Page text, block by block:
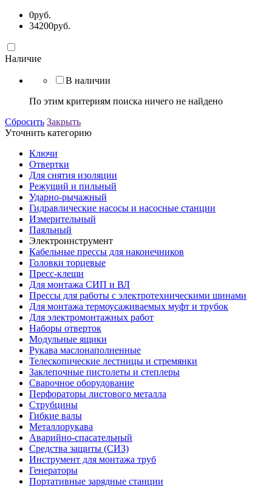
0руб.
34200руб.
Наличие
В наличии
По этим критериям поиска ничего не найдено
Сбросить Закрыть
Уточнить категорию
Ключи
Отвертки
Для снятия изоляции
Режущий и пильный
Ударно-рычажный
Гидравлические насосы и насосные станции
Измерительный
Паяльный
Электроинструмент
Кабельные прессы для наконечников
Головки торцевые
Пресс-клещи
Для монтажа СИП и ВЛ
Прессы для работы с электротехническими шинами
Для монтажа термоусаживаемых муфт и трубок
Для электромонтажных работ
Наборы отверток
Модульные ящики
Рукава маслонаполненные
Телескопические лестницы и стремянки
Заклепочные пистолеты и степлеры
Сварочное оборудование
Перфораторы листового металла
Струбцины
Гибкие валы
Металлорукава
Аварийно-спасательный
Средства защиты (СИЗ)
Инструмент для монтажа труб
Генераторы
Портативные зарядные станции